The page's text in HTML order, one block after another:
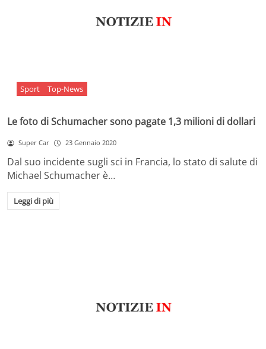
Sport Top-News
Le foto di Schumacher sono pagate 1,3 milioni di dollari
Super Car 23 Gennaio 2020
Dal suo incidente sugli sci in Francia, lo stato di salute di
Michael Schumacher è…
Leggi di più